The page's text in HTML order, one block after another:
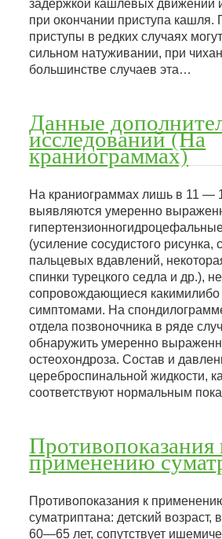
задержкой кашлевых движений
при окончании приступа
приступы в редких случаях
сильном натуживании, при
большинстве случаев эта…
Данные
исследований (На
краниограммах)
На краниограммах лишь в 11 —
выявляются умеренно
(усиление сосудистого рисунка,
пальцевых вдавлений,
спинки турецкого седла и др.), не
сопровождающиеся какимилибо
симптомами. На
отдела позвоночника в ряде
обнаружить умеренно
остеохондроза. Состав и
цереброспинальной жидкости,
соответствуют нормальным
Противопоказания
применению
Противопоказания к
суматриптана: детский возраст,
60—65 лет, сопутствует